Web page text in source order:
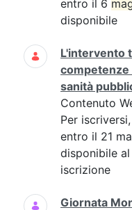
entro il 6
disponibile
L'intervento
competenze
sanità
Contenuto
Per
entro il 21
disponibile
iscrizione
Giornata